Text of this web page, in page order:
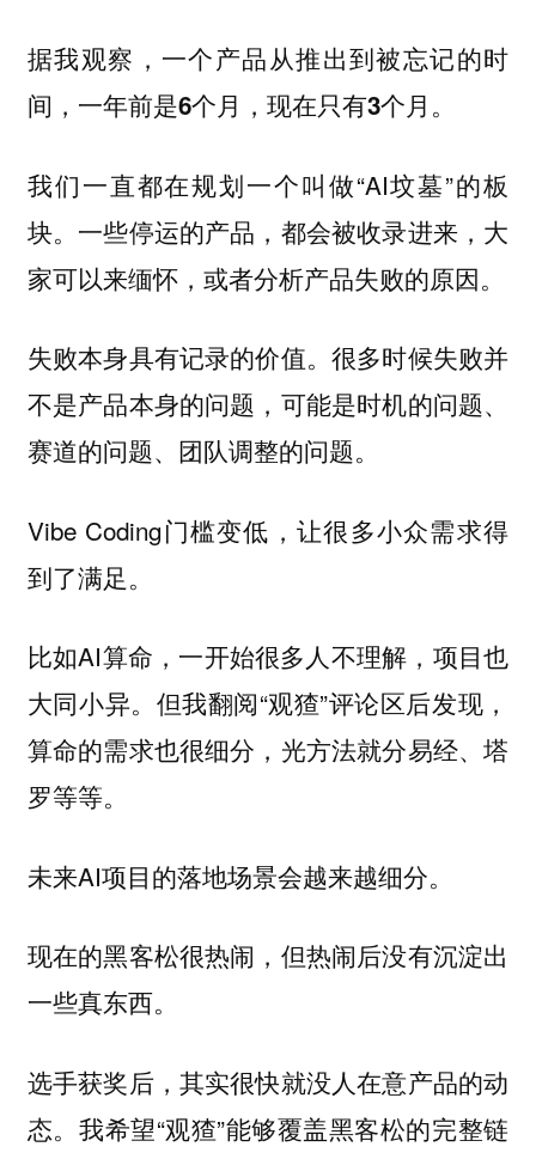
据我观察， 一个产品从推出到被忘记的时
间，一年前是6个月，现在只有3个月。
我们一直都在规划一个叫做“AI坟墓”的板
块。一些停运的产品，都会被收录进来，大
家可以来缅怀，或者分析产品失败的原因。
失败本身具有记录的价值。很多时候失败并
不是产品本身的问题，可能是时机的问题、
赛道的问题、团队调整的问题。
Vibe Coding门槛变低，让很多小众需求得
到了满足。
比如AI算命，一开始很多人不理解，项目也
大同小异。但我翻阅“观猹”评论区后发现，
算命的需求也很细分，光方法就分易经、塔
罗等等。
未来AI项目的落地场景会越来越细分。
现在的黑客松很热闹，但热闹后没有沉淀出
一些真东西。
选手获奖后，其实很快就没人在意产品的动
态。我希望“观猹”能够覆盖黑客松的完整链